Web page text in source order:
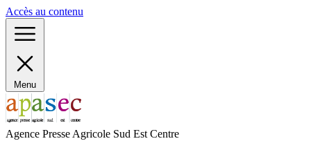
Accès au contenu
Menu
Agence Presse Agricole Sud Est Centre
Panneau de gestion des cookies